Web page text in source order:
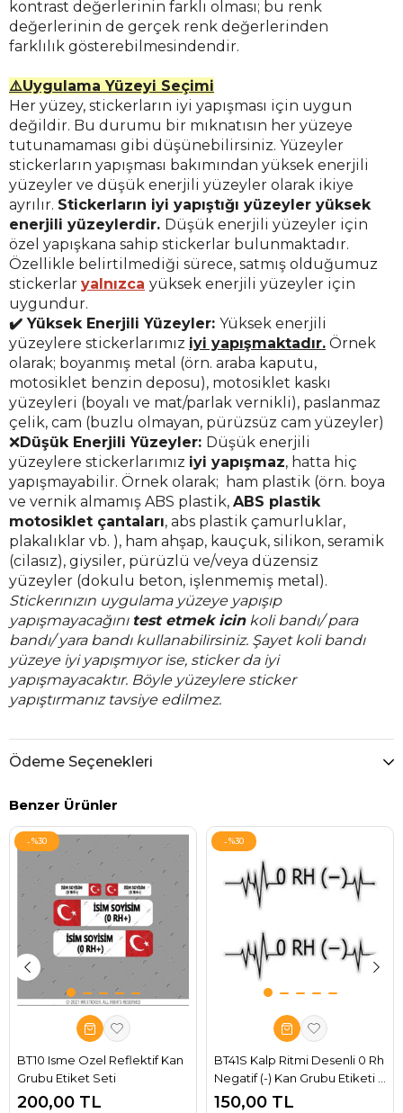
kontrast değerlerinin farklı olması; bu renk
değerlerinin de gerçek renk değerlerinden
farklılık gösterebilmesindendir.
⚠️Uygulama Yüzeyi Seçimi
Her yüzey, stickerların iyi yapışması için uygun
değildir. Bu durumu bir mıknatısın her yüzeye
tutunamaması gibi düşünebilirsiniz. Yüzeyler
stickerların yapışması bakımından yüksek enerjili
yüzeyler ve düşük enerjili yüzeyler olarak ikiye
ayrılır. Stickerların iyi yapıştığı yüzeyler yüksek
enerjili yüzeylerdir. Düşük enerjili yüzeyler için
özel yapışkana sahip stickerlar bulunmaktadır.
Özellikle belirtilmediği sürece, satmış olduğumuz
stickerlar yalnızca yüksek enerjili yüzeyler için
uygundur.
✔️ Yüksek Enerjili Yüzeyler: Yüksek enerjili
yüzeylere stickerlarımız iyi yapışmaktadır. Örnek
olarak; boyanmış metal (örn. araba kaputu,
motosiklet benzin deposu), motosiklet kaskı
yüzeyleri (boyalı ve mat/parlak vernikli), paslanmaz
çelik, cam (buzlu olmayan, pürüzsüz cam yüzeyler)
❌Düşük Enerjili Yüzeyler: Düşük enerjili
yüzeylere stickerlarımız iyi yapışmaz, hatta hiç
yapışmayabilir. Örnek olarak; ham plastik (örn. boya
ve vernik almamış ABS plastik, ABS plastik
motosiklet çantaları, abs plastik çamurluklar,
plakalıklar vb. ), ham ahşap, kauçuk, silikon, seramik
(cilasız), giysiler, pürüzlü ve/veya düzensiz
yüzeyler (dokulu beton, işlenmemiş metal).
Stickerınızın uygulama yüzeye yapışıp
yapışmayacağını test etmek icinkoli bandı/ para
bandı/ yara bandı kullanabilirsiniz. Şayet koli bandı
yüzeye iyi yapışmıyor ise, sticker da iyi
yapışmayacaktır. Böyle yüzeylere sticker
yapıştırmanız tavsiye edilmez.
Ödeme Seçenekleri
Benzer Ürünler
BT10 Isme Ozel Reflektif Kan
Grubu Etiket Seti
200,00 TL
%30
BT41S Kalp Ritmi Desenli 0 Rh
Negatif (-) Kan Grubu Etiketi -
2' li Set
150,00 TL
%30